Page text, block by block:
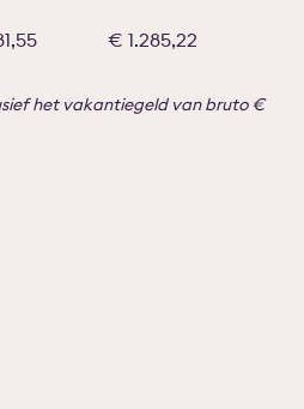
€ 1.285,22
het vakantiegeld van bruto €